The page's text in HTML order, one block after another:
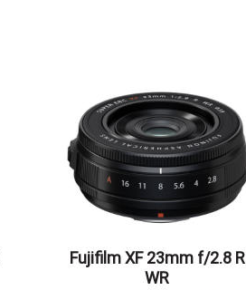
Fujifilm XF 23mm f/2.8 R
WR